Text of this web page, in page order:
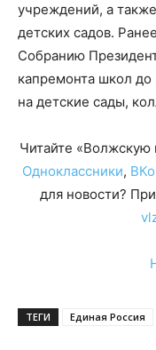
учреждений, а
детских садов.
Собранию
капремонта школ до
на детские сады,
Читайте «Волжскую
Одноклассники,
для новости?
ТЕГИ Единая Россия